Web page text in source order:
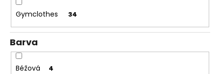
Gymclothes 34
Barva
Béžová 4
D
p
o
r
u